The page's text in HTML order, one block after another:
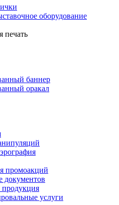
оборудование
печать
баннер
оракал
промоакций
документов
услуги